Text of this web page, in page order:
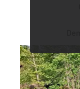
GISORS 27
990 m2
Ref : 676983